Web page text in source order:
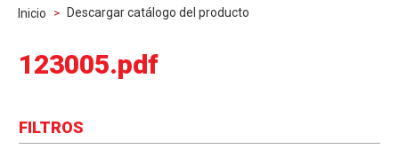
Inicio > Descargar catálogo del producto
123005.pdf
FILTROS